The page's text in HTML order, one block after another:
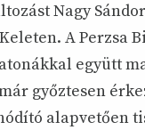
Nagy
A Perzsa
együtt
győztesen
alapvetően